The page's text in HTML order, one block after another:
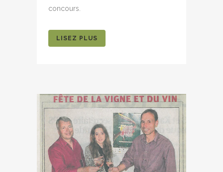
concours.
LISEZ PLUS